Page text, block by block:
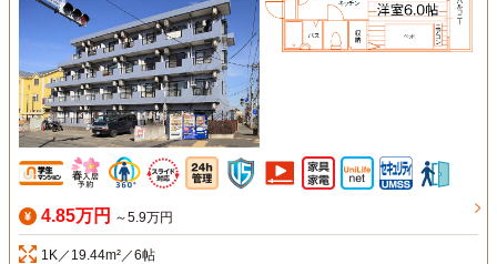
4.85万円 ～5.9万円
1K／19.44m²／6帖